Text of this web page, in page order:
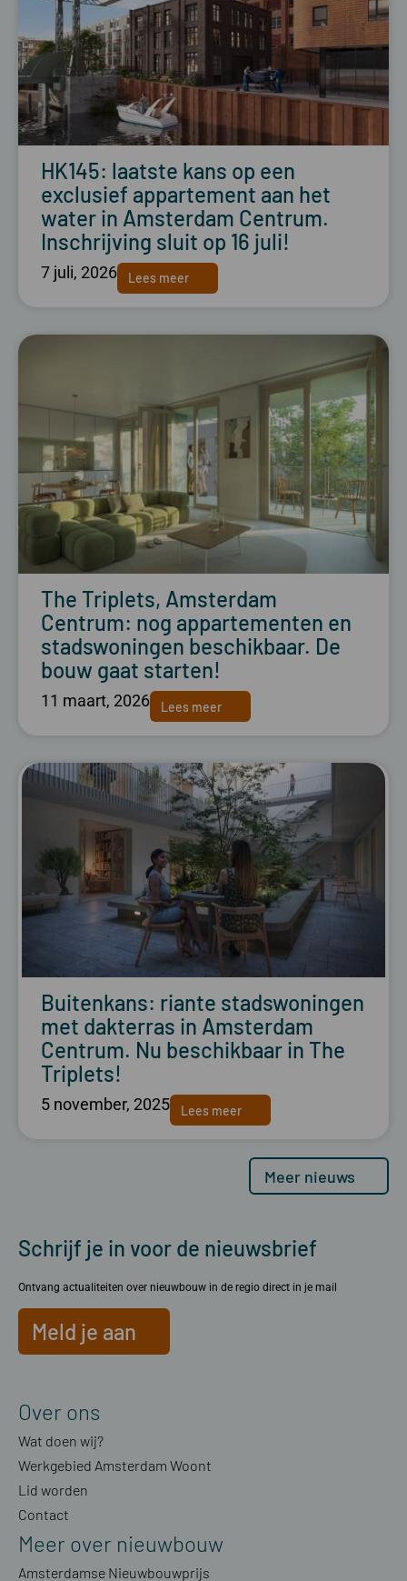
HK145: laatste kans op een
exclusief appartement aan het
water in Amsterdam Centrum.
Inschrijving sluit op 16 juli!
7 juli, 2026 Lees meer
The Triplets, Amsterdam
Centrum: nog appartementen en
stadswoningen beschikbaar. De
bouw gaat starten!
11 maart, 2026 Lees meer
Buitenkans: riante stadswoningen
met dakterras in Amsterdam
Centrum. Nu beschikbaar in The
Triplets!
5 november, 2025 Lees meer
Meer nieuws
Schrijf je in voor de nieuwsbrief
Ontvang actualiteiten over nieuwbouw in de regio direct in je mail
Meld je aan
Over ons
Wat doen wij?
Werkgebied Amsterdam Woont
Lid worden
Contact
Meer over nieuwbouw
Amsterdamse Nieuwbouwprijs